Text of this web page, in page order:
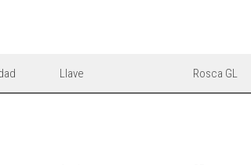
Llave Rosca GL